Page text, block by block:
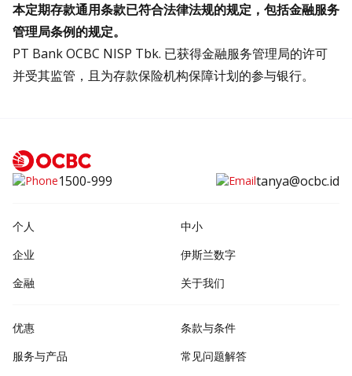
本定期存款通用条款已符合法律法规的规定，包括金融服务
管理局条例的规定。
PT Bank OCBC NISP Tbk. 已获得金融服务管理局的许可
并受其监管，且为存款保险机构保障计划的参与银行。
1500-999 tanya@ocbc.id
个人
中小
企业
伊斯兰数字
金融
关于我们
优惠
服务与产品
条款与条件
常见问题解答